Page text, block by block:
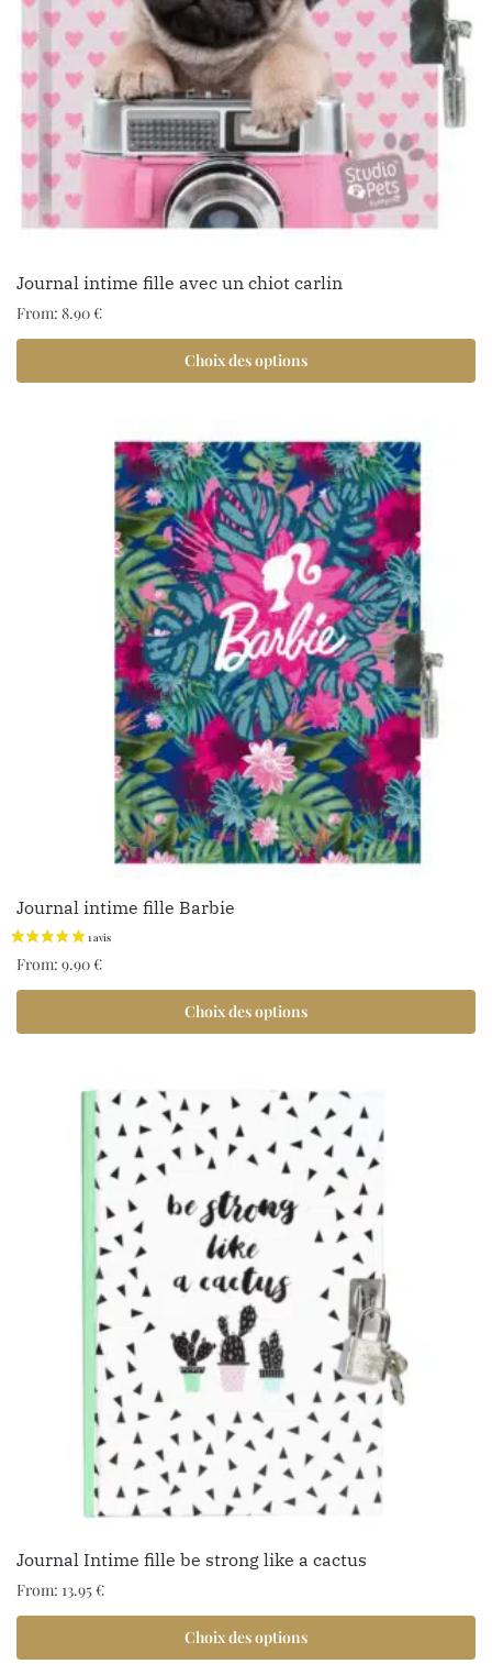
Journal intime fille avec un chiot carlin
From: 8.90€
Choix des options
Journal intime fille Barbie
From: 9.90€
Choix des options
Journal Intime fille be strong like a cactus
From: 13.95€
Choix des options